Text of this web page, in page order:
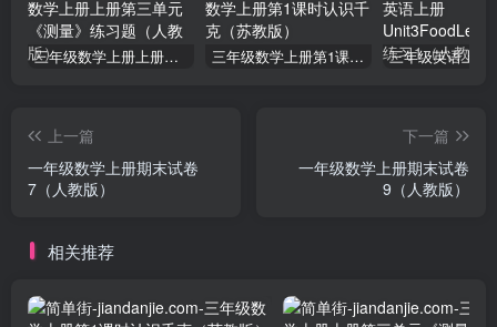
三年级数学上册上册第三单元《测量》练习题（人教版） 三年级数学上册第1课时认识千克（苏教版）
上一篇
一年级数学上册期末试卷
7（人教版）
下一篇
一年级数学上册期末试卷
9（人教版）
相关推荐